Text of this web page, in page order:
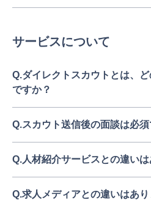
サービスについて
Q.ダイレクトスカウトとは、
ですか？
Q.スカウト送信後の面談は必須
Q.人材紹介サービスとの違いは
Q.求人メディアとの違いはあり